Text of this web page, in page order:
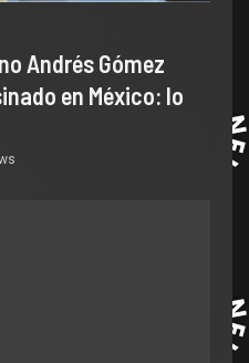
Andrés Gómez
en México: lo